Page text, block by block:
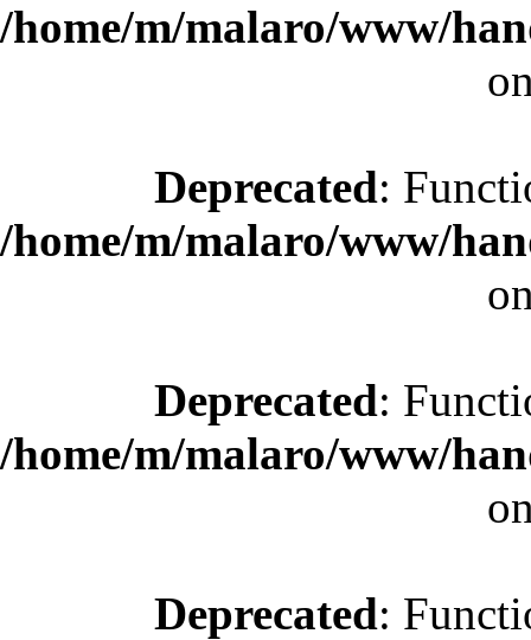
/home/m/malaro/www/
Deprecated:
/home/m/malaro/www/
Deprecated:
/home/m/malaro/www/
Deprecated: